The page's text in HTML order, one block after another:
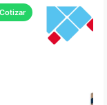
Cotizar